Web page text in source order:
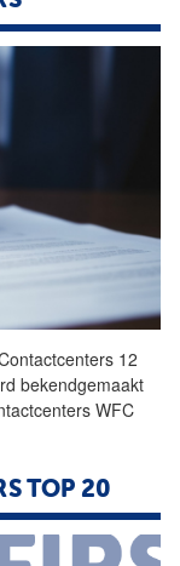
12
bekendgemaakt
WFC
TOP 20